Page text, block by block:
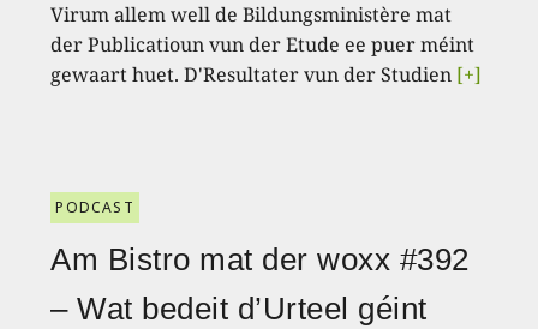
Virum allem well de Bildungsministère mat
der Publicatioun vun der Etude ee puer méint
gewaart huet. D'Resultater vun der Studien [+]
PODCAST
Am Bistro mat der woxx #392
– Wat bedeit d’Urteel géint